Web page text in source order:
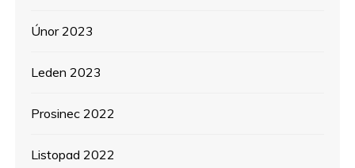
Únor 2023
Leden 2023
Prosinec 2022
Listopad 2022